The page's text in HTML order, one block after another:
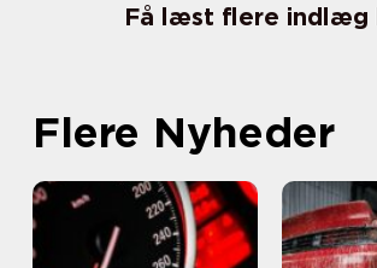
Få læst flere indlæg
Flere Nyheder